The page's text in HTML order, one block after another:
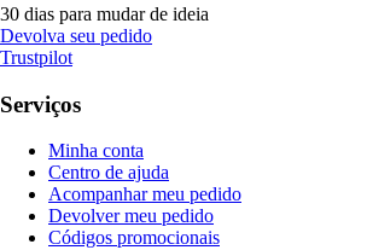
30 dias para mudar de ideia
Devolva seu pedido
Trustpilot
Serviços
Minha conta
Centro de ajuda
Acompanhar meu pedido
Devolver meu pedido
Códigos promocionais